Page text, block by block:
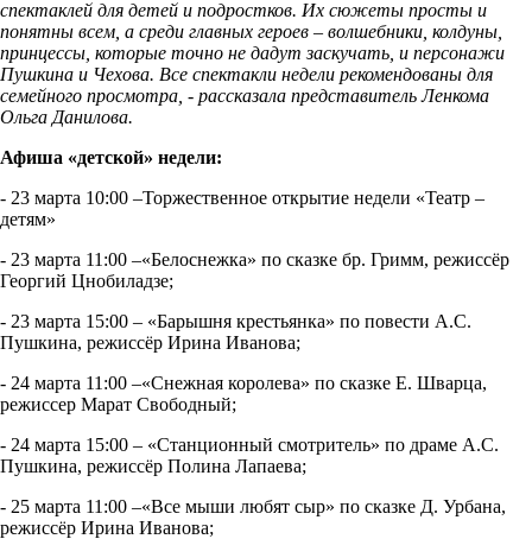
спектаклей для детей и подростков. Их сюжеты просты и
понятны всем, а среди главных героев – волшебники, колдуны,
принцессы, которые точно не дадут заскучать, и персонажи
Пушкина и Чехова. Все спектакли недели рекомендованы для
семейного просмотра, - рассказала представитель Ленкома
Ольга Данилова.
Афиша «детской» недели:
- 23 марта 10:00 –Торжественное открытие недели «Театр –
детям»
- 23 марта 11:00 –«Белоснежка» по сказке бр. Гримм, режиссёр
Георгий Цнобиладзе;
- 23 марта 15:00 – «Барышня крестьянка» по повести А.С.
Пушкина, режиссёр Ирина Иванова;
- 24 марта 11:00 –«Снежная королева» по сказке Е. Шварца,
режиссер Марат Свободный;
- 24 марта 15:00 – «Станционный смотритель» по драме А.С.
Пушкина, режиссёр Полина Лапаева;
- 25 марта 11:00 –«Все мыши любят сыр» по сказке Д. Урбана,
режиссёр Ирина Иванова;